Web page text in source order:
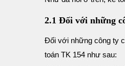
2.1 Đối với những
Đối với những công ty
toán TK 154 như sau: